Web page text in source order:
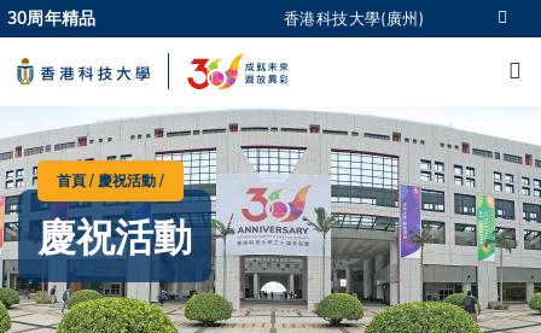
Skip
to
main
content
更多科大概覽
科大新聞
生活@科大
校園地圖及指南
CAREERS AT HKUST
教授簡錄
認識科大
30周年精品 香港科技大學(廣州)
導
航
連
結
首頁 慶祝活動
慶祝活動